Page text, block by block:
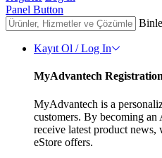
Panel Button
Kayıt Ol / Log In
MyAdvantech Registration
MyAdvantech is a
customers. By becoming an
receive latest product
eStore offers.